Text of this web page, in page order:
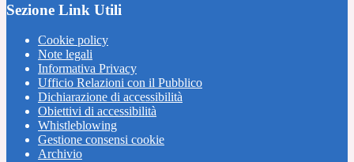
Sezione Link Utili
Cookie policy
Note legali
Informativa Privacy
Ufficio Relazioni con il Pubblico
Dichiarazione di accessibilità
Obiettivi di accessibilità
Whistleblowing
Gestione consensi cookie
Archivio